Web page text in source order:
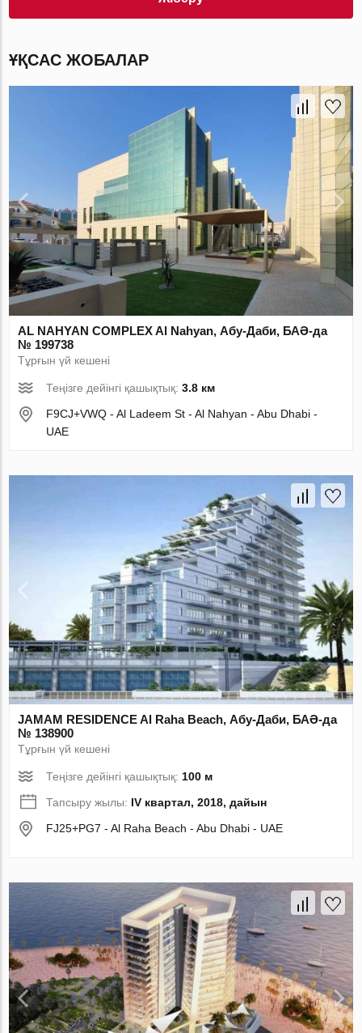
ҰҚСАС ЖОБАЛАР
AL NAHYAN COMPLEX Al Nahyan, Абу-Даби, БАӘ-да
№ 199738
Тұрғын үй кешені
Теңізге дейінгі қашықтық:3.8 км
F9CJ+VWQ - Al Ladeem St - Al Nahyan - Abu Dhabi -
UAE
JAMAM RESIDENCE Al Raha Beach, Абу-Даби, БАӘ-да
№ 138900
Тұрғын үй кешені
Теңізге дейінгі қашықтық:100 м
Тапсыру жылы: IV квартал, 2018, дайын
FJ25+PG7 - Al Raha Beach - Abu Dhabi - UAE